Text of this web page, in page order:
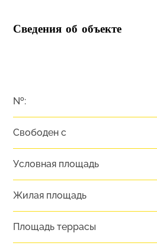
Сведения об объекте
№:
Свободен с
Условная площадь
Жилая площадь
Площадь террасы